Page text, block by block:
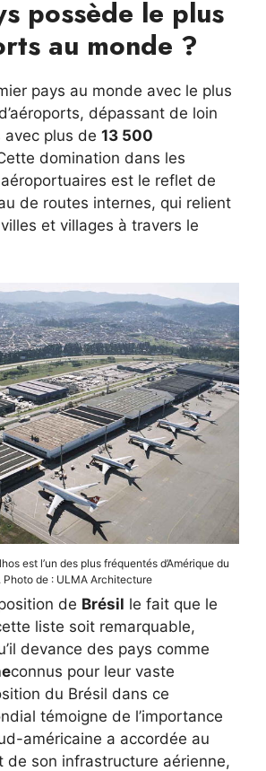
possède le plus
au monde ?
pays au monde avec le plus
dépassant de loin
plus de 13 500
domination dans les
est le reflet de
de routes internes, qui relient
et villages à travers le
est l’un des plus fréquentés d’Amérique du
Photo de : ULMA Architecture
de Brésil le fait que le
liste soit remarquable,
devance des pays comme
connus pour leur vaste
du Brésil dans ce
témoigne de l’importance
américaine a accordée au
de son infrastructure aérienne,